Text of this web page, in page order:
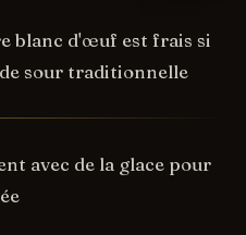
blanc d'œuf est frais si
sour traditionnelle
avec de la glace pour